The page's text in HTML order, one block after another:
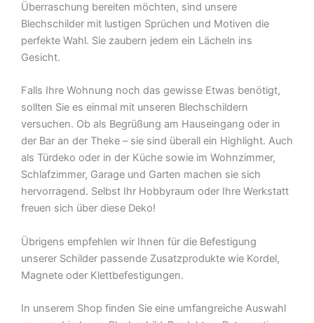
Überraschung bereiten möchten, sind unsere
Blechschilder mit lustigen Sprüchen und Motiven die
perfekte Wahl. Sie zaubern jedem ein Lächeln ins
Gesicht.
Falls Ihre Wohnung noch das gewisse Etwas benötigt,
sollten Sie es einmal mit unseren Blechschildern
versuchen. Ob als Begrüßung am Hauseingang oder in
der Bar an der Theke – sie sind überall ein Highlight. Auch
als Türdeko oder in der Küche sowie im Wohnzimmer,
Schlafzimmer, Garage und Garten machen sie sich
hervorragend. Selbst Ihr Hobbyraum oder Ihre Werkstatt
freuen sich über diese Deko!
Übrigens empfehlen wir Ihnen für die Befestigung
unserer Schilder passende Zusatzprodukte wie Kordel,
Magnete oder Klettbefestigungen.
In unserem Shop finden Sie eine umfangreiche Auswahl